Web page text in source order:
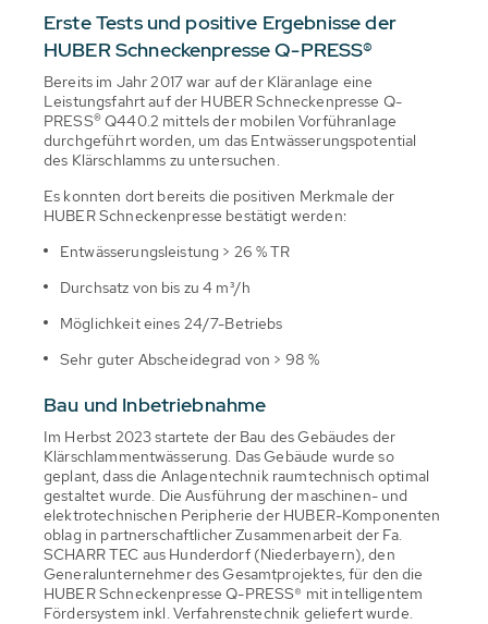
Erste Tests und positive Ergebnisse der
HUBER Schneckenpresse Q-PRESS®
Bereits im Jahr 2017 war auf der Kläranlage eine
Leistungsfahrt auf der HUBER Schneckenpresse Q-
PRESS®Q440.2 mittels der mobilen Vorführanlage
durchgeführt worden, um das Entwässerungspotential
des Klärschlamms zu untersuchen.
Es konnten dort bereits die positiven Merkmale der
HUBER Schneckenpresse bestätigt werden:
Entwässerungsleistung > 26 % TR
Durchsatz von bis zu 4 m³/h
Möglichkeit eines 24/7-Betriebs
Sehr guter Abscheidegrad von > 98 %
Bau und Inbetriebnahme
Im Herbst 2023 startete der Bau des Gebäudes der
Klärschlammentwässerung. Das Gebäude wurde so
geplant, dass die Anlagentechnik raumtechnisch optimal
gestaltet wurde. Die Ausführung der maschinen- und
elektrotechnischen Peripherie der HUBER-Komponenten
oblag in partnerschaftlicher Zusammenarbeit der Fa.
SCHARR TEC aus Hunderdorf (Niederbayern), den
Generalunternehmer des Gesamtprojektes, für den die
HUBER Schneckenpresse Q-PRESS® mit intelligentem
Fördersystem inkl. Verfahrenstechnik geliefert wurde.